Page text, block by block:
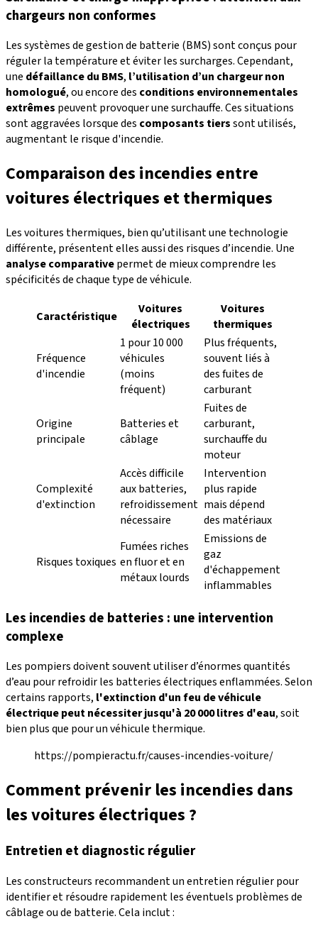
chargeurs non conformes
Les systèmes de gestion de batterie (BMS) sont conçus pour
réguler la température et éviter les surcharges. Cependant,
une défaillance du BMS, l’utilisation d’un chargeur non
homologué, ou encore des conditions environnementales
extrêmes peuvent provoquer une surchauffe. Ces situations
sont aggravées lorsque des composants tierssont utilisés,
augmentant le risque d'incendie.
Comparaison des incendies entre
voitures électriques et thermiques
Les voitures thermiques, bien qu’utilisant une technologie
différente, présentent elles aussi des risques d’incendie. Une
analyse comparativepermet de mieux comprendre les
spécificités de chaque type de véhicule.
Caractéristique
Voitures
électriques
Voitures
thermiques
Fréquence
d'incendie
1 pour 10 000
véhicules
(moins
fréquent)
Plus fréquents,
souvent liés à
des fuites de
carburant
Origine
principale
Batteries et
câblage
Fuites de
carburant,
surchauffe du
moteur
Complexité
d'extinction
Accès difficile
aux batteries,
refroidissement
nécessaire
Intervention
plus rapide
mais dépend
des matériaux
Risques toxiques
Fumées riches
en fluor et en
métaux lourds
Emissions de
gaz
d'échappement
inflammables
Les incendies de batteries : une intervention
complexe
Les pompiers doivent souvent utiliser d’énormes quantités
d’eau pour refroidir les batteries électriques enflammées. Selon
certains rapports, l'extinction d'un feu de véhicule
électrique peut nécessiter jusqu'à 20 000 litres d'eau, soit
bien plus que pour un véhicule thermique.
https://pompieractu.fr/causes-incendies-voiture/
Comment prévenir les incendies dans
les voitures électriques ?
Entretien et diagnostic régulier
Les constructeurs recommandent un entretien régulier pour
identifier et résoudre rapidement les éventuels problèmes de
câblage ou de batterie. Cela inclut :